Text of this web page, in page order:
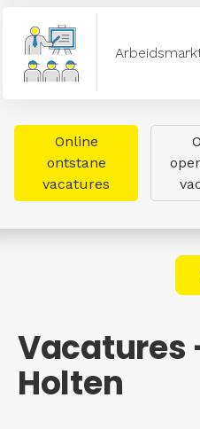
Online
ontstane
vacatures
Vacatures
Holten